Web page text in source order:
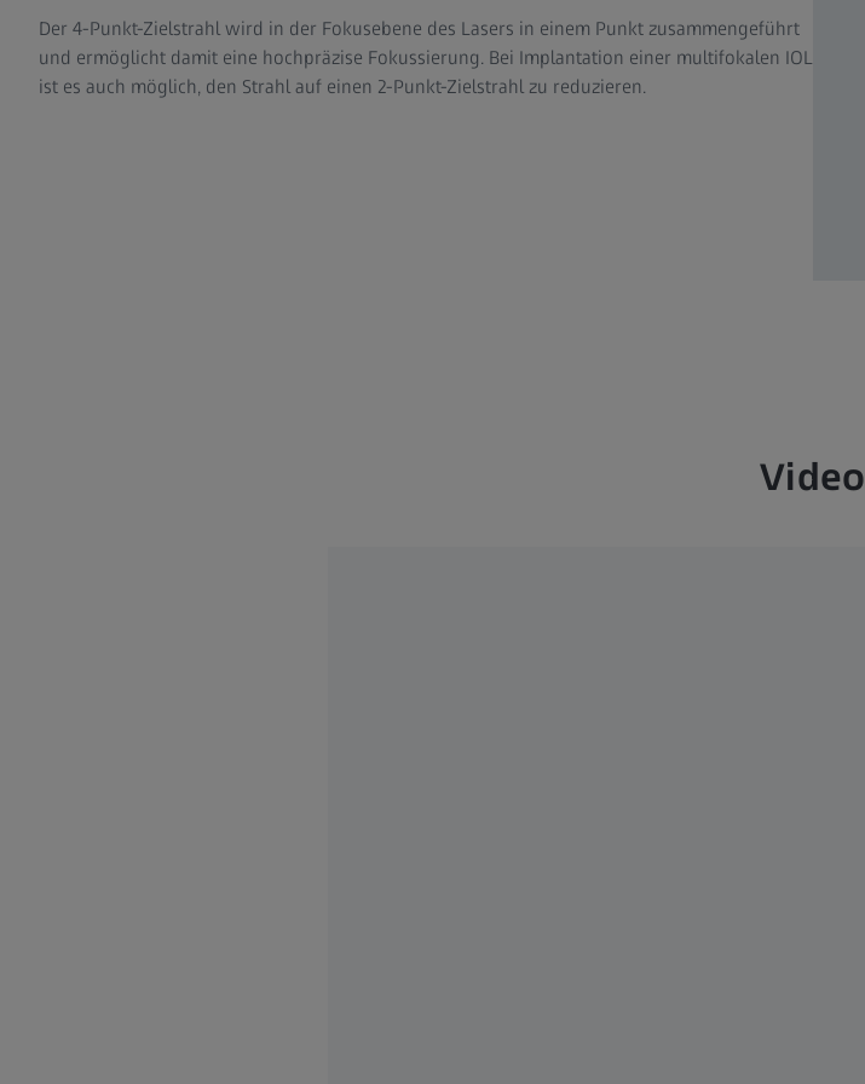
Der 4-Punkt-Zielstrahl wird in der Fokusebene des Lasers in einem Punkt zusammengeführt
und ermöglicht damit eine hochpräzise Fokussierung. Bei Implantation einer multifokalen IOL
ist es auch möglich, den Strahl auf einen 2-Punkt-Zielstrahl zu reduzieren.
Video